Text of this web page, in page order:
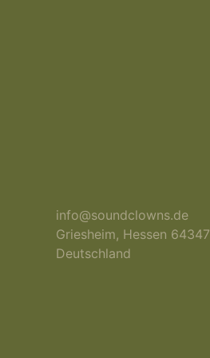
info@soundclowns.de
Griesheim, Hessen 64347
Deutschland